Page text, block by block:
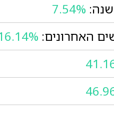
7.54%